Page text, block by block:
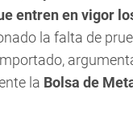
entren en vigor
la falta de
la Bolsa de